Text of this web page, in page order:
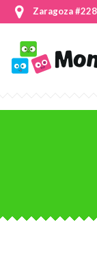
Zaragoza